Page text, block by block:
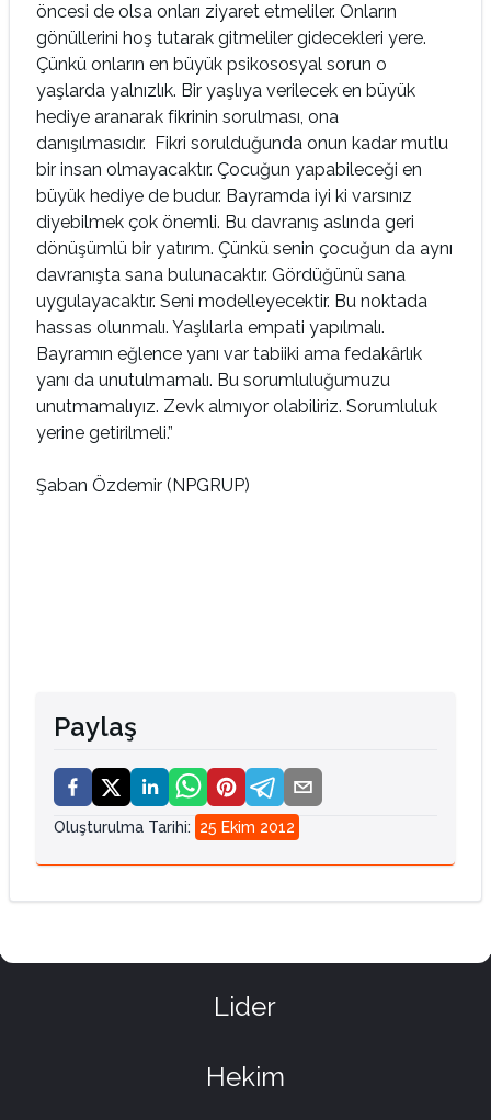
öncesi de olsa onları ziyaret etmeliler. Onların
gönüllerini hoş tutarak gitmeliler gidecekleri yere.
Çünkü onların en büyük psikososyal sorun o
yaşlarda yalnızlık. Bir yaşlıya verilecek en büyük
hediye aranarak fikrinin sorulması, ona
danışılmasıdır. Fikri sorulduğunda onun kadar mutlu
bir insan olmayacaktır. Çocuğun yapabileceği en
büyük hediye de budur. Bayramda iyi ki varsınız
diyebilmek çok önemli. Bu davranış aslında geri
dönüşümlü bir yatırım. Çünkü senin çocuğun da aynı
davranışta sana bulunacaktır. Gördüğünü sana
uygulayacaktır. Seni modelleyecektir. Bu noktada
hassas olunmalı. Yaşlılarla empati yapılmalı.
Bayramın eğlence yanı var tabiiki ama fedakârlık
yanı da unutulmamalı. Bu sorumluluğumuzu
unutmamalıyız. Zevk almıyor olabiliriz. Sorumluluk
yerine getirilmeli.”
Şaban Özdemir (NPGRUP)
Paylaş
Oluşturulma Tarihi: 25 Ekim 2012
Lider
Hekim